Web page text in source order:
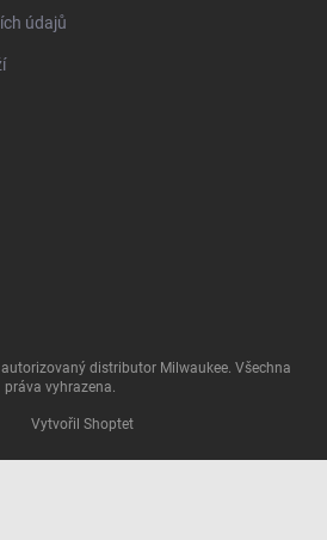
údajů
Vytvořil Shoptet
autorizovaný distributor Milwaukee. Všechna
práva vyhrazena.